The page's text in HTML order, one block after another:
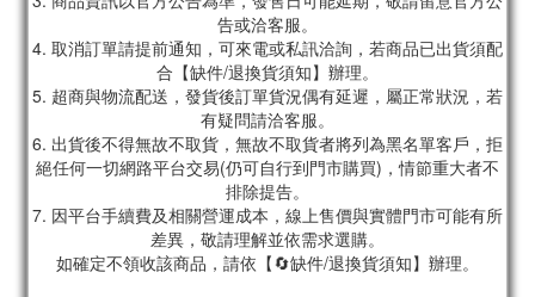
告或洽客服。
4. 取消訂單請提前通知，可來電或私訊洽詢，若商品已出貨須配
合【缺件/退換貨須知】辦理。
5. 超商與物流配送，發貨後訂單貨況偶有延遲，屬正常狀況，若
有疑問請洽客服。
6. 出貨後不得無故不取貨，無故不取貨者將列為黑名單客戶，拒
絕任何一切網路平台交易(仍可自行到門市購買)，情節重大者不
排除提告。
7. 因平台手續費及相關營運成本，線上售價與實體門市可能有所
差異，敬請理解並依需求選購。
如確定不領收該商品，請依【🔄缺件/退換貨須知】辦理。